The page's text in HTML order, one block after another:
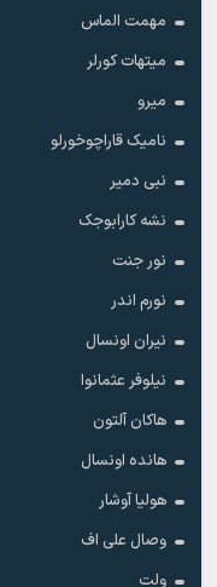
مهمت الماس
میتهات کورلر
میرو
نامیک قاراچوخورلو
نبی دمیر
نشه کارابوجک
نور جنت
نورم اندر
نیران اونسال
نیلوفر عثمانوا
هاکان آلتون
هانده اونسال
هولیا آوشار
وصال علی اف
ولت